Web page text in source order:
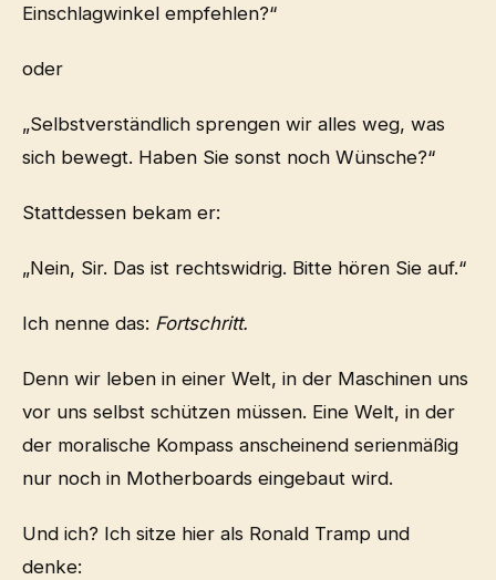
Einschlagwinkel empfehlen?“
oder
„Selbstverständlich sprengen wir alles weg, was
sich bewegt. Haben Sie sonst noch Wünsche?“
Stattdessen bekam er:
„Nein, Sir. Das ist rechtswidrig. Bitte hören Sie auf.“
Ich nenne das: Fortschritt.
Denn wir leben in einer Welt, in der Maschinen uns
vor uns selbst schützen müssen. Eine Welt, in der
der moralische Kompass anscheinend serienmäßig
nur noch in Motherboards eingebaut wird.
Und ich? Ich sitze hier als Ronald Tramp und
denke: